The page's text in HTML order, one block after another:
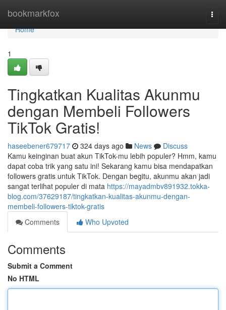
bookmarkfox
Home
Home
1
Tingkatkan Kualitas Akunmu
dengan Membeli Followers
TikTok Gratis!
haseebener679717 324 days ago News
Discuss
Kamu keinginan buat akun TikTok-mu lebih populer? Hmm, kamu
dapat coba trik yang satu ini! Sekarang kamu bisa mendapatkan
followers gratis untuk TikTok. Dengan begitu, akunmu akan jadi
sangat terlihat populer di mata https://mayadmbv891932.tokka-
blog.com/37629187/tingkatkan-kualitas-akunmu-dengan-
membeli-followers-tiktok-gratis
Comments
Who Upvoted
Comments
Submit a Comment
No HTML